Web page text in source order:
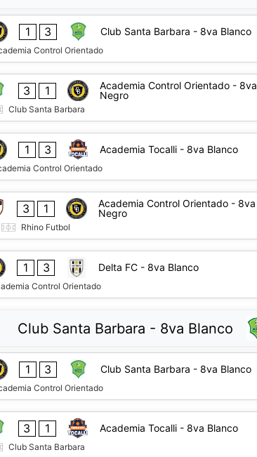
1 3 Club Santa Barbara - 8va Blanco
Control Orientado
3 1
Academia Control Orientado - 8va
Negro
Club Santa Barbara
1 3 Academia Tocalli - 8va Blanco
Control Orientado
3 1
Academia Control Orientado - 8va
Negro
Rhino Futbol
1 3 Delta FC - 8va Blanco
Control Orientado
Club Santa Barbara - 8va Blanco
1 3 Club Santa Barbara - 8va Blanco
Control Orientado
3 1 Academia Tocalli - 8va Blanco
Club Santa Barbara